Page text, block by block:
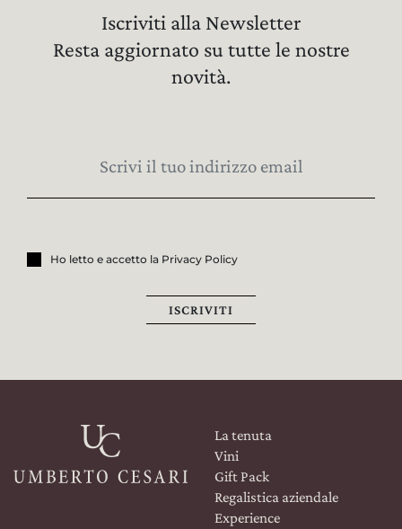
Iscriviti alla Newsletter
Resta aggiornato su tutte le nostre
novità.
Ho letto e accetto la Privacy Policy
ISCRIVITI
La tenuta
Vini
Gift Pack
Regalistica aziendale
Experience